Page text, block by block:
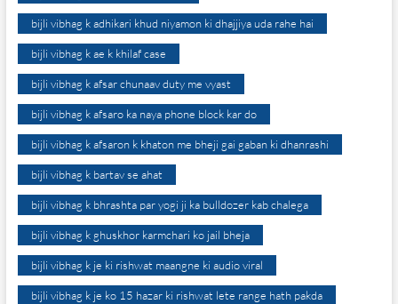
bijli vibhag k adhikari khud niyamon ki dhajjiya uda rahe hai
bijli vibhag k ae k khilaf case
bijli vibhag k afsar chunaav duty me vyast
bijli vibhag k afsaro ka naya phone block kar do
bijli vibhag k afsaron k khaton me bheji gai gaban ki dhanrashi
bijli vibhag k bartav se ahat
bijli vibhag k bhrashta par yogi ji ka bulldozer kab chalega
bijli vibhag k ghuskhor karmchari ko jail bheja
bijli vibhag k je ki rishwat maangne ki audio viral
bijli vibhag k je ko 15 hazar ki rishwat lete range hath pakda